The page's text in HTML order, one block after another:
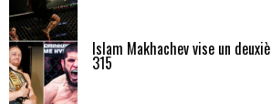
Islam Makhachev vise un
315